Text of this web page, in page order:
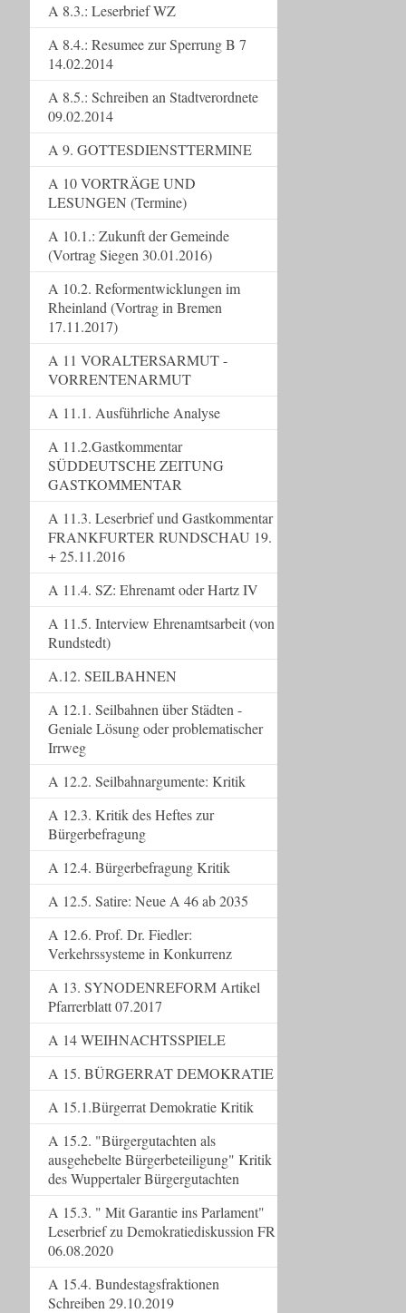
A 8.3.: Leserbrief WZ
A 8.4.: Resumee zur Sperrung B 7
14.02.2014
A 8.5.: Schreiben an Stadtverordnete
09.02.2014
A 9. GOTTESDIENSTTERMINE
A 10 VORTRÄGE UND
LESUNGEN (Termine)
A 10.1.: Zukunft der Gemeinde
(Vortrag Siegen 30.01.2016)
A 10.2. Reformentwicklungen im
Rheinland (Vortrag in Bremen
17.11.2017)
A 11 VORALTERSARMUT -
VORRENTENARMUT
A 11.1. Ausführliche Analyse
A 11.2.Gastkommentar
SÜDDEUTSCHE ZEITUNG
GASTKOMMENTAR
A 11.3. Leserbrief und Gastkommentar
FRANKFURTER RUNDSCHAU 19.
+ 25.11.2016
A 11.4. SZ: Ehrenamt oder Hartz IV
A 11.5. Interview Ehrenamtsarbeit (von
Rundstedt)
A.12. SEILBAHNEN
A 12.1. Seilbahnen über Städten -
Geniale Lösung oder problematischer
Irrweg
A 12.2. Seilbahnargumente: Kritik
A 12.3. Kritik des Heftes zur
Bürgerbefragung
A 12.4. Bürgerbefragung Kritik
A 12.5. Satire: Neue A 46 ab 2035
A 12.6. Prof. Dr. Fiedler:
Verkehrssysteme in Konkurrenz
A 13. SYNODENREFORM Artikel
Pfarrerblatt 07.2017
A 14 WEIHNACHTSSPIELE
A 15. BÜRGERRAT DEMOKRATIE
A 15.1.Bürgerrat Demokratie Kritik
A 15.2. "Bürgergutachten als
ausgehebelte Bürgerbeteiligung" Kritik
des Wuppertaler Bürgergutachten
A 15.3. " Mit Garantie ins Parlament"
Leserbrief zu Demokratiediskussion FR
06.08.2020
A 15.4. Bundestagsfraktionen
Schreiben 29.10.2019